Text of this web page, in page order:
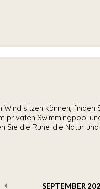
sitzen können, finden
privaten Swimmingpool
Sie die Ruhe, die Natur
SEPTEMBER